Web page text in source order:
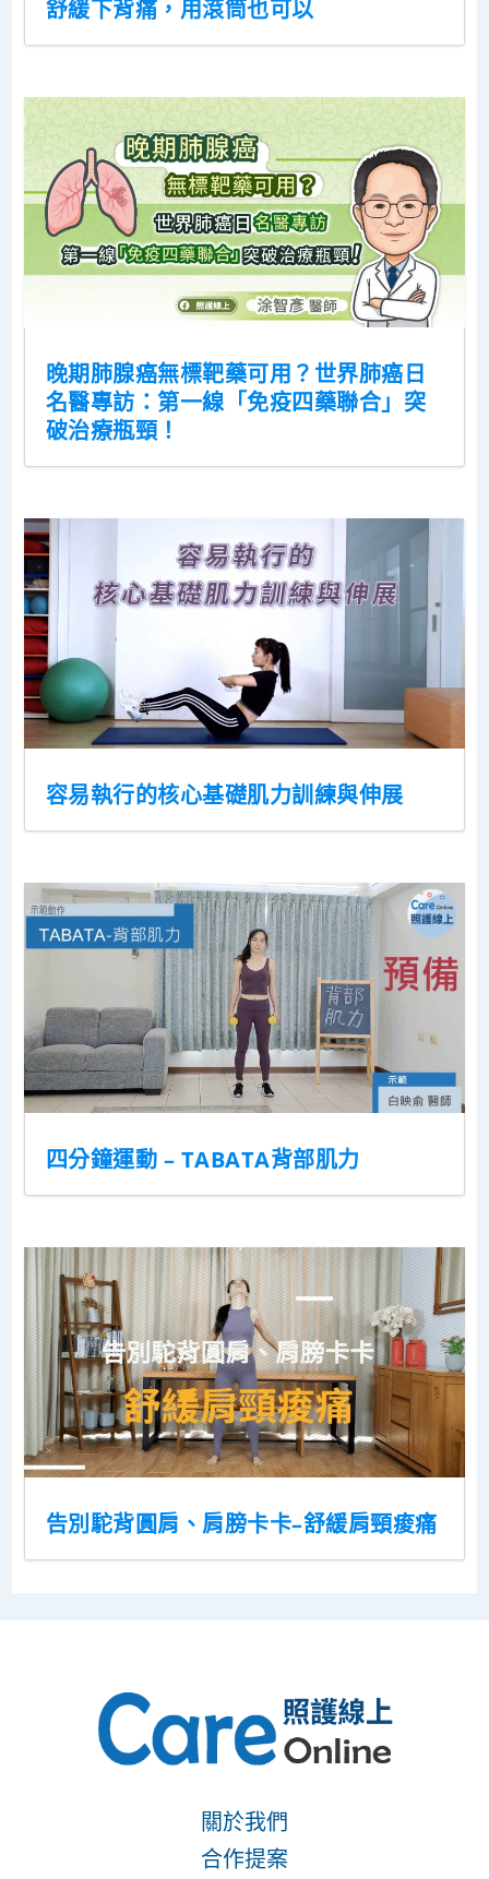
舒緩下背痛，用滾筒也可以
晚期肺腺癌無標靶藥可用？世界肺癌日
名醫專訪：第一線「免疫四藥聯合」突
破治療瓶頸！
容易執行的核心基礎肌力訓練與伸展
四分鐘運動 – TABATA背部肌力
告別駝背圓肩、肩膀卡卡–舒緩肩頸痠痛
關於我們
合作提案